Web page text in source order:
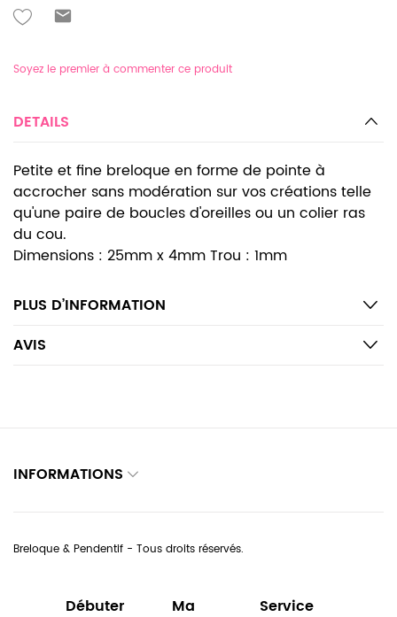
Soyez le premier à commenter ce produit
DETAILS
Petite et fine breloque en forme de pointe à
accrocher sans modération sur vos créations telle
qu'une paire de boucles d'oreilles ou un colier ras
du cou.
Dimensions : 25mm x 4mm Trou : 1mm
PLUS D’INFORMATION
AVIS
INFORMATIONS
Breloque & Pendentif - Tous droits réservés.
Débuter
Ma
Service